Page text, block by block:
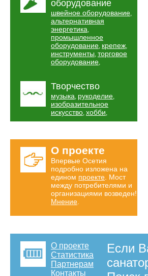
оборудование
швейное оборудование,
альтернативная
энергетика,
промышленное
оборудование, крепеж,
инструменты, торговое
оборудование,
Творчество
музыка, рукоделие,
изобразительное
искусство, хобби,
О проекте
Впервые Осетия
подробно изложена на
едином проекте . Мост
между потребителями и
организациями возведен!
Мнение
О проекте
Статистика
Партнерам
Контакты
Если